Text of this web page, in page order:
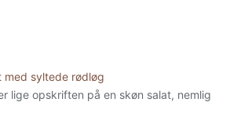
med syltede rødløg
lige opskriften på en skøn salat, nemlig